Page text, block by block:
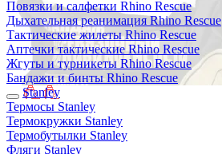
Повязки и салфетки Rhino Rescue
Дыхательная реанимация Rhino Rescue
Тактические жилеты Rhino Rescue
Аптечки тактические Rhino Rescue
Жгуты и турникеты Rhino Rescue
Бандажи и бинты Rhino Rescue
Stanley
Термосы Stanley
Термокружки Stanley
Термобутылки Stanley
Фляги Stanley